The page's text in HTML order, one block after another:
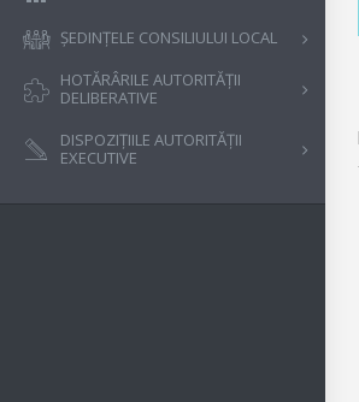
ȘEDINȚELE CONSILIULUI LOCAL
HOTĂRÂRILE AUTORITĂȚII
DELIBERATIVE
DISPOZIȚIILE AUTORITĂȚII
EXECUTIVE